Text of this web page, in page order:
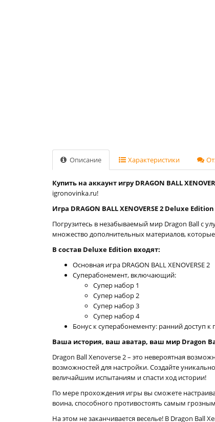
Описание Характеристики
Купить на аккаунт игру DRAGON BALL
igronovinka.ru!
Игра DRAGON BALL XENOVERSE 2 Deluxe Edition
Погрузитесь в незабываемый мир Dragon Ball с
множество дополнительных материалов,
В состав Deluxe Edition входят:
Основная игра DRAGON BALL XENOVERSE 2
Суперабонемент, включающий:
Супер набор 1
Супер набор 2
Супер набор 3
Супер набор 4
Бонус к суперабонементу: ранний доступ к
Ваша история, ваш аватар, ваш мир Dragon
Dragon Ball Xenoverse 2 – это невероятная
возможностей для настройки. Создайте
величайшим испытаниям и спасти ход истории!
По мере прохождения игры вы сможете
воина, способного противостоять самым
На этом не заканчивается веселье! В Dragon